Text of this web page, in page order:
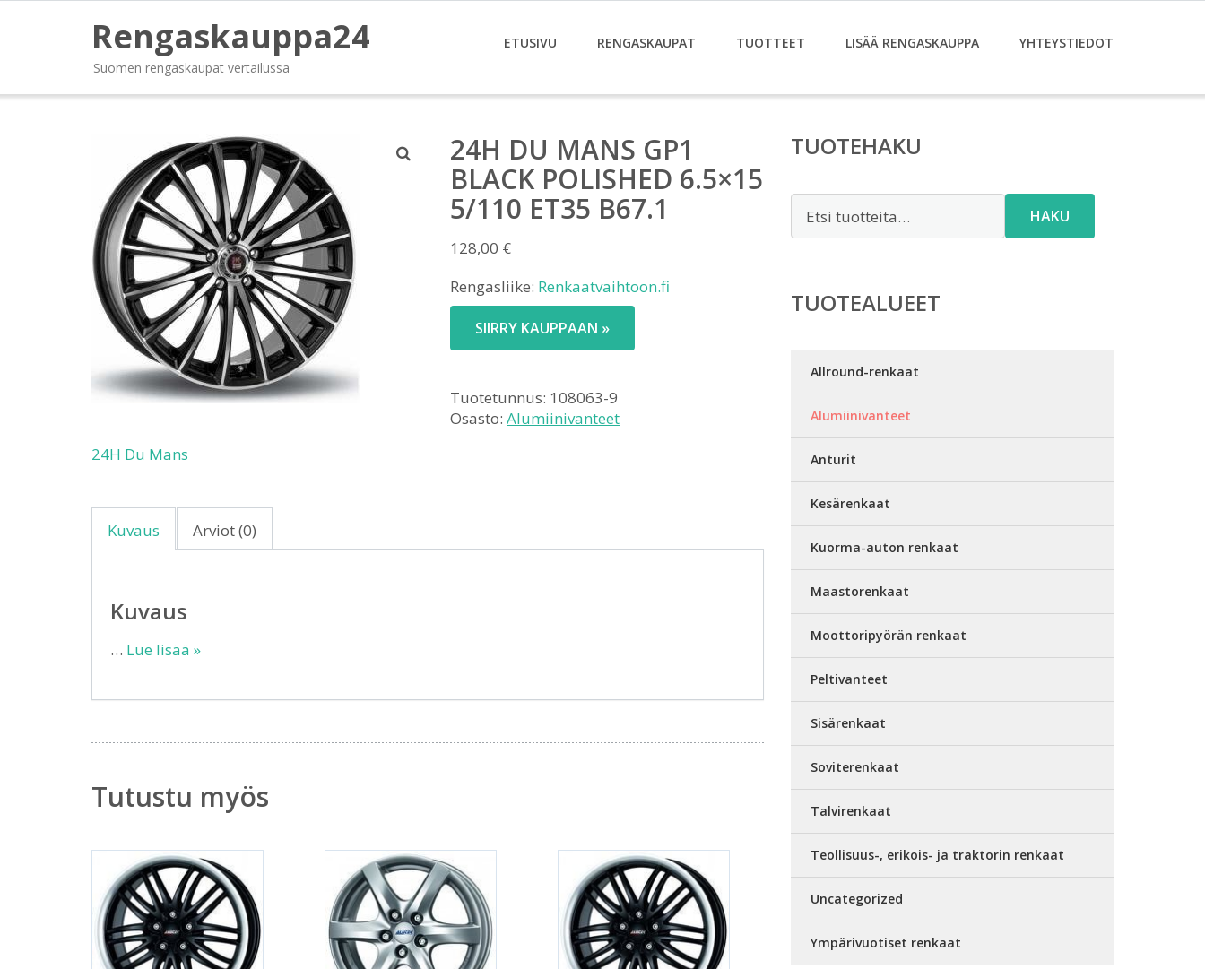
Rengaskauppa24
Suomen rengaskaupat vertailussa
ETUSIVU RENGASKAUPAT TUOTTEET LISÄÄ RENGASKAUPPA YHTEYSTIEDOT
24H DU MANS GP1
BLACK POLISHED 6.5×15
5/110 ET35 B67.1
128,00 €
Rengasliike: Renkaatvaihtoon.fi
SIIRRY KAUPPAAN »
Tuotetunnus: 108063-9
Osasto: Alumiinivanteet
24H Du Mans
Kuvaus Arviot (0)
Kuvaus
… Lue lisää »
Tutustu myös
TUOTEHAKU
HAKU
TUOTEALUEET
Allround-renkaat
Alumiinivanteet
Anturit
Kesärenkaat
Kuorma-auton renkaat
Maastorenkaat
Moottoripyörän renkaat
Peltivanteet
Sisärenkaat
Soviterenkaat
Talvirenkaat
Teollisuus-, erikois- ja traktorin renkaat
Uncategorized
Ympärivuotiset renkaat